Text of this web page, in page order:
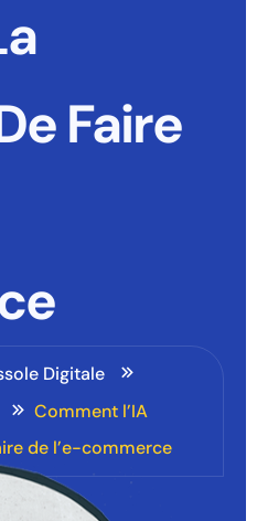
Faire
Digitale
Comment l’IA
de l’e-commerce